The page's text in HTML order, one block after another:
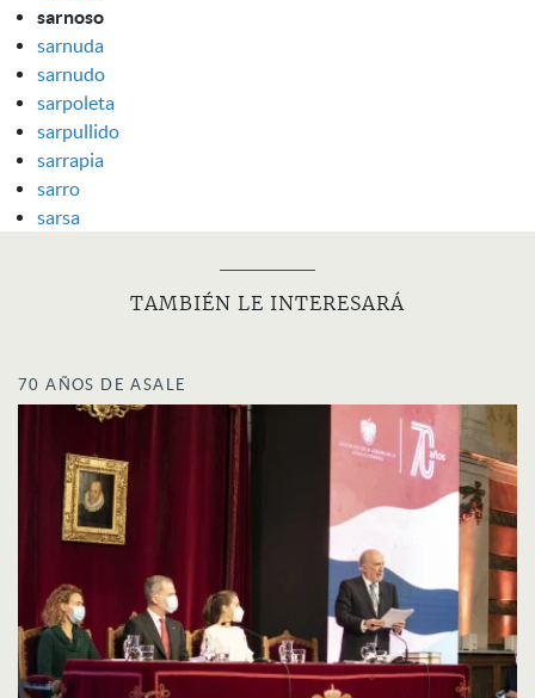
sarnoso
sarnuda
sarnudo
sarpoleta
sarpullido
sarrapia
sarro
sarsa
TAMBIÉN LE INTERESARÁ
70 AÑOS DE ASALE